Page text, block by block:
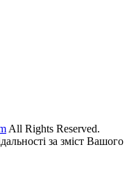
All Rights Reserved.
за зміст Вашого